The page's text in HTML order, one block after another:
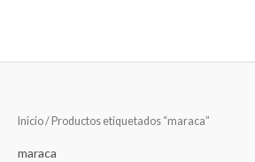
Inicio/ Productos etiquetados “maraca”
maraca